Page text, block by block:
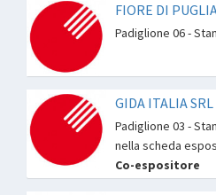
FIORE DI
Padiglione 06 -
GIDA ITALIA SRL
Padiglione 03 -
nella scheda
Co-espositore